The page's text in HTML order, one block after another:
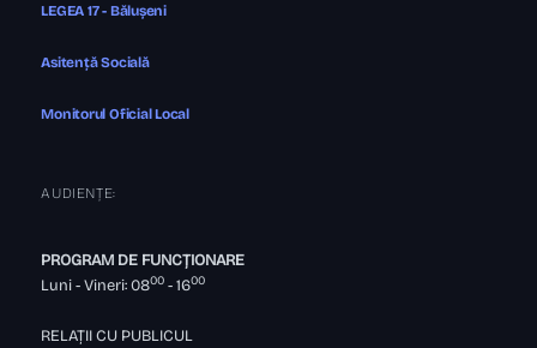
LEGEA 17 - Bălușeni
Asitență Socială
Monitorul Oficial Local
AUDIENȚE:
PROGRAM DE FUNCȚIONARE
Luni - Vineri: 0800 - 1600
RELAȚII CU PUBLICUL